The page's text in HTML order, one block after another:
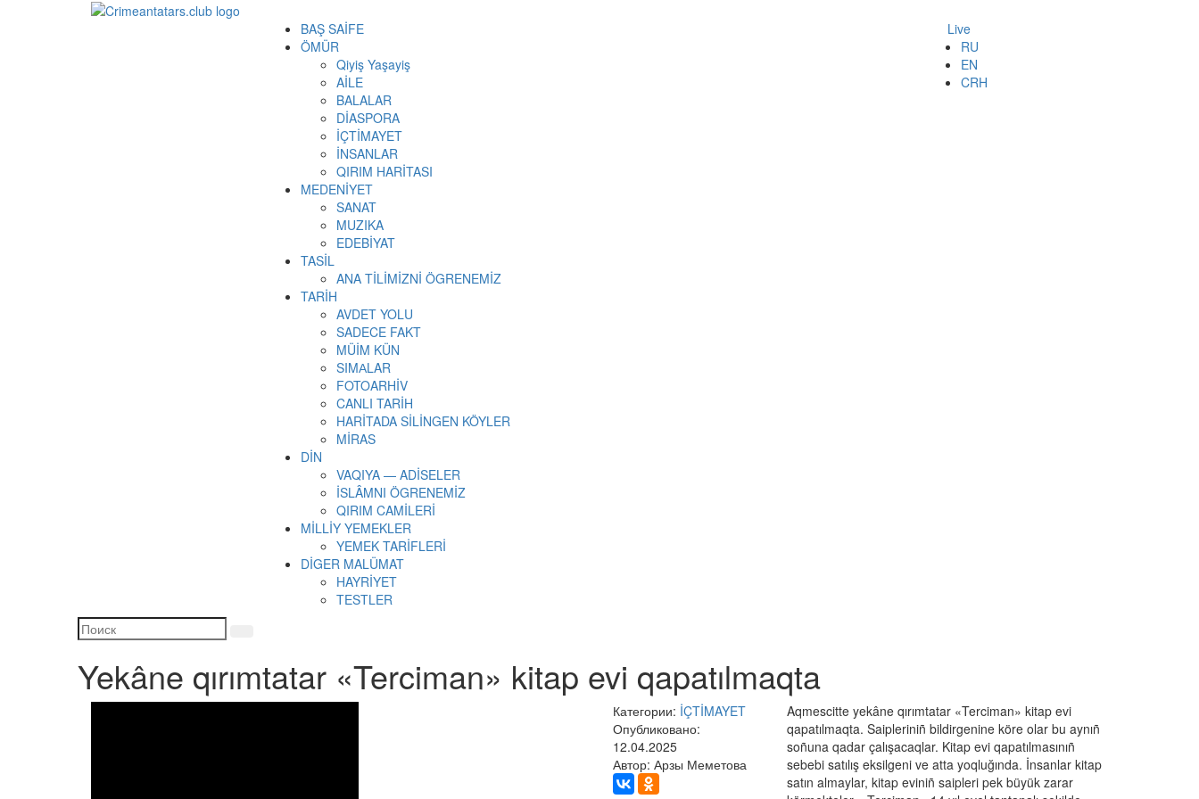
Live
BAŞ SAİFE
ÖMÜR
Qiyiş Yaşayiş
AİLE
BALALAR
DİASPORA
İÇTİMAYET
İNSANLAR
QIRIM HARİTASI
MEDENİYET
SANAT
MUZIKA
EDEBİYAT
TASİL
ANA TİLİMİZNİ ÖGRENEMİZ
TARİH
AVDET YOLU
SADECE FAKT
MÜİM KÜN
SIMАLAR
FOTOARHİV
CANLI TARİH
HARİTADA SİLİNGEN KÖYLER
MİRAS
DİN
VAQIYA — ADİSELER
İSLÂMNI ÖGRENEMİZ
QIRIM CAMİLERİ
MİLLİY YEMEKLER
YEMEK TARİFLERİ
DİGER MALÜMAT
HAYRİYET
TESTLER
RU
EN
CRH
Yekâne qırımtatar «Terciman» kitap evi qapatılmaqta
Категории: İÇTİMAYET
Опубликовано:
12.04.2025
Автор: Арзы Меметова
Aqmescitte yekâne qırımtatar «Terciman» kitap evi
qapatılmaqta. Saipleriniñ bildirgenine köre olar bu aynıñ
soñuna qadar çalışacaqlar. Kitap evi qapatılmasınıñ
sebebi satılış eksilgeni ve atta yoqluğında. İnsanlar kitap
satın almaylar, kitap eviniñ saipleri pek büyük zarar